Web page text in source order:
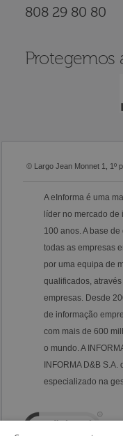
808 29 80 80
Protegemos
© Largo Jean Monnet 1, 1º
A eInforma é uma
líder no mercado
100 anos. A base
todas as empresas
por uma equipa de
qualificados,
empresas. Desde
de informação
com mais de 600
o mundo. A
INFORMA D&B
especializado na